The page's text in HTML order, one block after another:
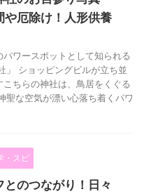
や厄除け！人形供養
ワースポットとして知られる
」 ショッピングビルが立ち並
ちらの神社は、鳥居をくぐる
聖な空気が漂い心落ち着くパワ
・スピ
のつながり！日々